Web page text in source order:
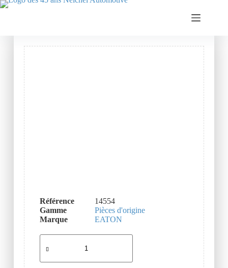
Référence
14554
Gamme
Pièces d'origine
Marque
EATON